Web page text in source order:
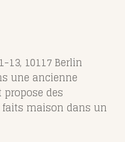
13, 10117 Berlin
une ancienne
des
maison dans un